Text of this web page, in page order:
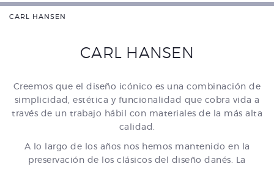
CARL HANSEN
CARL HANSEN
Creemos que el diseño icónico es una combinación de
simplicidad, estética y funcionalidad que cobra vida a
través de un trabajo hábil con materiales de la más alta
calidad.
A lo largo de los años nos hemos mantenido en la
preservación de los clásicos del diseño danés. La